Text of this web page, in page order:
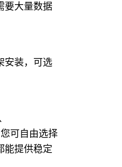
要大量数据
安装，可选
可自由选择
能提供稳定